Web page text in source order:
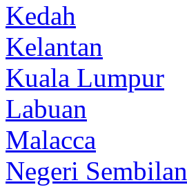
Kedah
Kelantan
Kuala Lumpur
Labuan
Malacca
Negeri Sembilan